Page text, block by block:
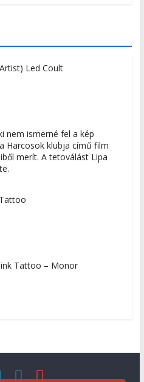
Led Coult
nem ismerné fel a kép
Harcosok klubja című film
merít. A tetoválást Lipa
Tattoo – Monor